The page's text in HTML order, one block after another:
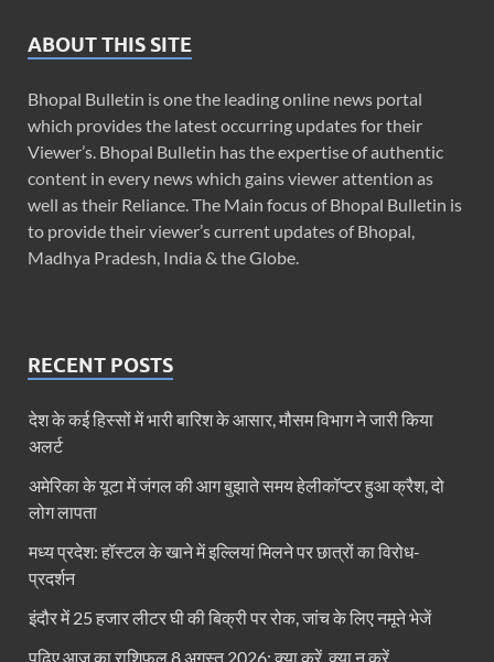
ABOUT THIS SITE
Bhopal Bulletin is one the leading online news portal
which provides the latest occurring updates for their
Viewer’s. Bhopal Bulletin has the expertise of authentic
content in every news which gains viewer attention as
well as their Reliance. The Main focus of Bhopal Bulletin is
to provide their viewer’s current updates of Bhopal,
Madhya Pradesh, India & the Globe.
RECENT POSTS
देश के कई हिस्सों में भारी बारिश के आसार, मौसम विभाग ने जारी किया
अलर्ट
अमेरिका के यूटा में जंगल की आग बुझाते समय हेलीकॉप्टर हुआ क्रैश, दो
लोग लापता
मध्य प्रदेश: हॉस्टल के खाने में इल्लियां मिलने पर छात्रों का विरोध-
प्रदर्शन
इंदौर में 25 हजार लीटर घी की बिक्री पर रोक, जांच के लिए नमूने भेजें
पढ़िए आज का राशिफल 8 अगस्त 2026: क्या करें, क्या न करें…